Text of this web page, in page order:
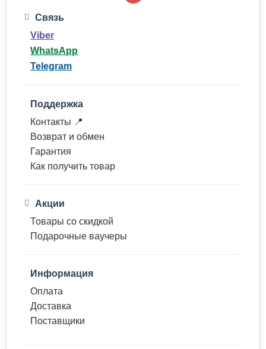
Связь
Viber
WhatsApp
Telegram
Поддержка
Контакты 📍
Возврат и обмен
Гарантия
Как получить товар
Акции
Товары со скидкой
Подарочные ваучеры
Информация
Оплата
Доставка
Поставщики